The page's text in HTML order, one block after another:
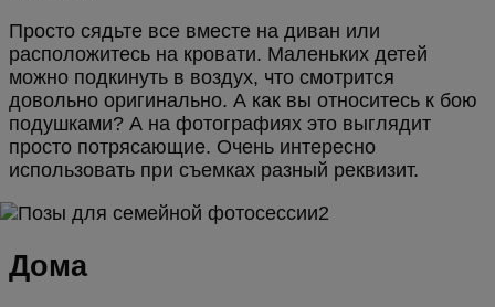
Просто сядьте все вместе на диван или
расположитесь на кровати. Маленьких детей
можно подкинуть в воздух, что смотрится
довольно оригинально. А как вы относитесь к бою
подушками? А на фотографиях это выглядит
просто потрясающие. Очень интересно
использовать при съемках разный реквизит.
Дома